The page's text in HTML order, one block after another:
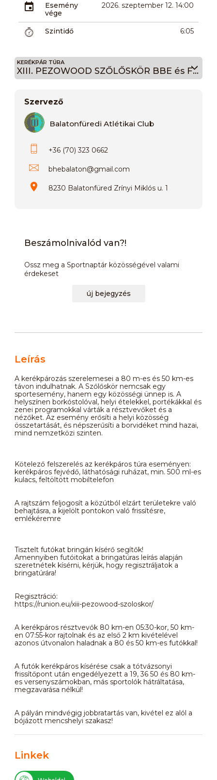
Esemény
vége
2026. szeptember 12. 14:00
Szintidő 6:05
KERÉKPÁR TÚRA
XIII. PEZOWOOD SZŐLŐSKÖR BBE és Fókusz Geodézia Bringatúra 80
Szervező
Balatonfüredi Atlétikai Club
+36 (70) 323 0662
bhebalaton@gmail.com
8230 Balatonfüred Zrínyi Miklós u. 1
Beszámolnivalód van?!
Ossz meg a Sportnaptár közösségével valami
érdekeset
új bejegyzés
Leírás
A kerékpározás szerelemesei a 80 m-es és 50 km-es
távon indulhatnak. A Szőlőskör nemcsak egy
sportesemény, hanem egy közösségi ünnep is. A
helyszínen borkóstolóval, helyi ételekkel, portékákkal és
zenei programokkal várták a résztvevőket és a
nézőket. Az esemény erősíti a helyi közösség
összetartását, és népszerűsíti a borvidéket mind hazai,
mind nemzetközi szinten.
Kötelező felszerelés az kerékpáros túra eseményen:
kerékpáros fejvédő, láthatósági ruházat, min. 500 ml-es
kulacs, feltöltött mobiltelefon
A rajtszám feljogosít a közútból elzárt területekre való
behajtásra, a kijelölt pontokon való frissítésre,
emlékéremre
Tisztelt futókat bringán kísérő segítők!
Amennyiben futóitokat a bringatúras leírás alapján
szeretnétek kísérni, kérjük, hogy regisztráljatok a
bringatúrára!
Regisztráció:
https://runion.eu/xiii-pezowood-szoloskor/
A kerékpáros résztvevők 80 km-en 05:30-kor, 50 km-
en 07:55-kor rajtolnak és az első 2 km kivételével
azonos útvonalon haladnak a 80 és 50 km-es futókkal!
A futók kerékpáros kísérése csak a tótvázsonyi
frissítőpont után engedélyezett a 19, 36 50 és 80 km-
es versenyszámokban, más sportolók hátráltatása,
megzavarása nélkül!
A pályán mindvégig jobbratartás van, kivétel ez alól a
bójázott mencshelyi szakasz!
Linkek